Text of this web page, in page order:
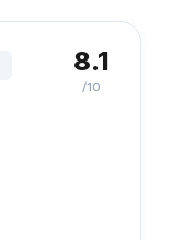
8.1
/10